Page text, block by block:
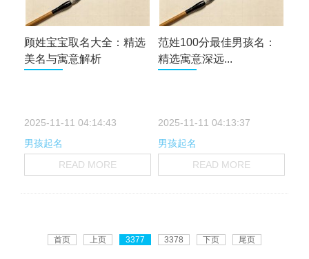
顾姓宝宝取名大全：精选
美名与寓意解析
2025-11-11 04:14:43
男孩起名
READ MORE
范姓100分最佳男孩名：
精选寓意深远...
2025-11-11 04:13:37
男孩起名
READ MORE
首页 上页 3377 3378 下页 尾页